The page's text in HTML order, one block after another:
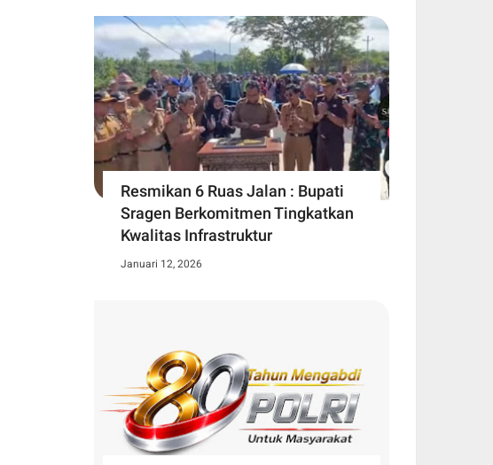
Resmikan 6 Ruas Jalan : Bupati
Sragen Berkomitmen Tingkatkan
Kwalitas Infrastruktur
Januari 12, 2026